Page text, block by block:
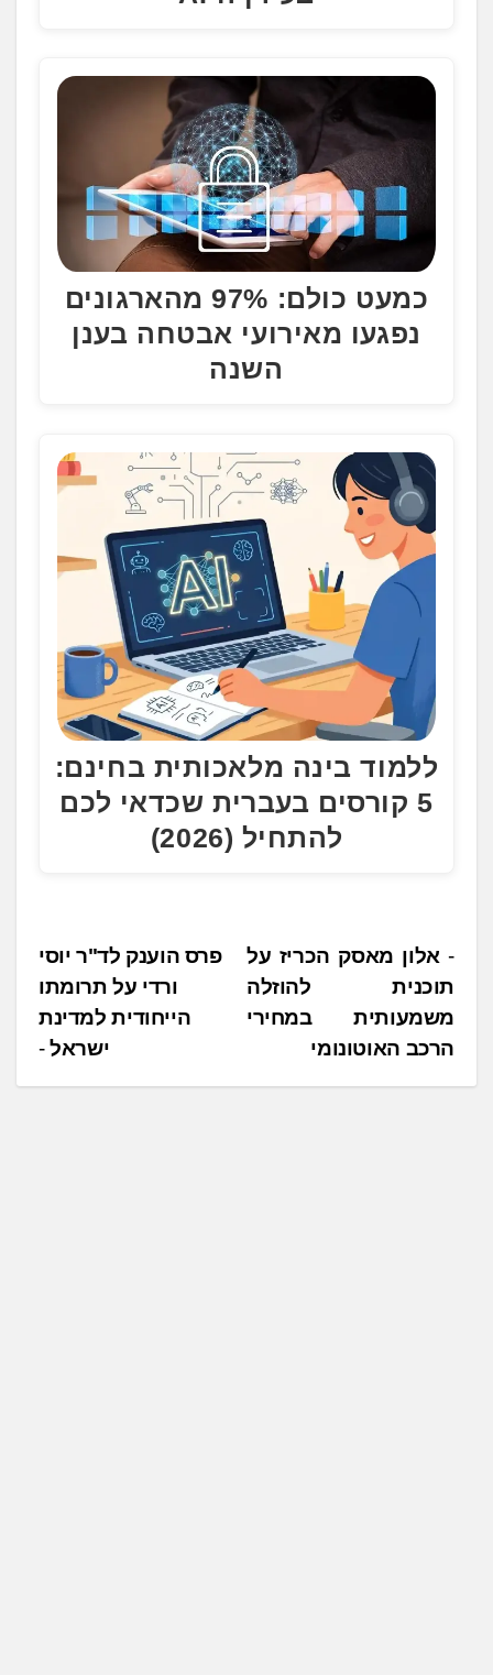
כמעט כולם: 97% מהארגונים
נפגעו מאירועי אבטחה בענן
השנה
ללמוד בינה מלאכותית בחינם:
5 קורסים בעברית שכדאי לכם
להתחיל (2026)
נ
י
ו
פרס הוענק לד"ר יוסי
ורדי על תרומתו
הייחודית למדינת
ישראל
אלון מאסק הכריז על
תוכנית להוזלה
משמעותית במחירי
הרכב האוטונומי